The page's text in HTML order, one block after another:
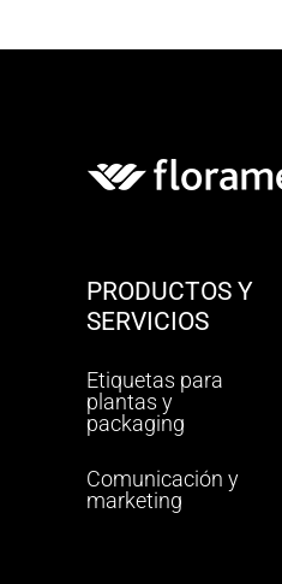
PRODUCTOS Y
SERVICIOS
Etiquetas para
plantas y
packaging
Comunicación y
marketing